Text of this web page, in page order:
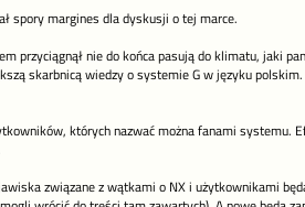
spory margines dla dyskusji o tej marce.
przyciągnął nie do końca pasują do klimatu, jaki
skarbnicą wiedzy o systemie G w języku
których nazwać można fanami systemu.
związane z wątkami o NX i użytkownikami